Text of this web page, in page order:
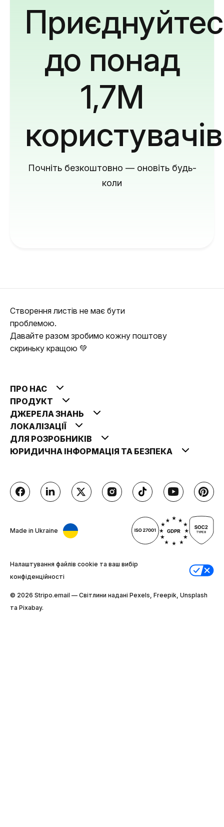
до понад
1,7M
користувачів
Почніть безкоштовно — оновіть будь-
коли
Створення листів не має бути
проблемою.
Давайте разом зробимо кожну поштову
скриньку кращою 💚
ПРО НАС
ПРОДУКТ
ДЖЕРЕЛА ЗНАНЬ
ЛОКАЛІЗАЦІЇ
ДЛЯ РОЗРОБНИКІВ
ЮРИДИЧНА ІНФОРМАЦІЯ ТА БЕЗПЕКА
Made in Ukraine
Налаштування файлів cookie та ваш вибір
конфіденційності
© 2026 Stripо.email — Світлини надані Pexels, Freepik, Unsplash
та Pixabay.